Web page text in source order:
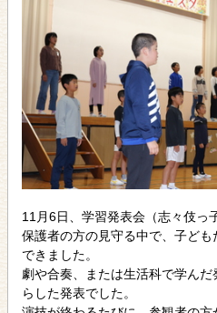
11月6日、学習発表会（志々伎っ
保護者の方の見守る中で、子ど
できました。
劇や合奏、または生活科で学ん
らした発表でした。